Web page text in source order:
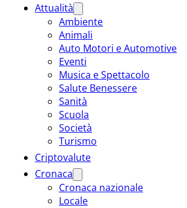
Attualità
Ambiente
Animali
Auto Motori e Automotive
Eventi
Musica e Spettacolo
Salute Benessere
Sanità
Scuola
Società
Turismo
Criptovalute
Cronaca
Cronaca nazionale
Locale